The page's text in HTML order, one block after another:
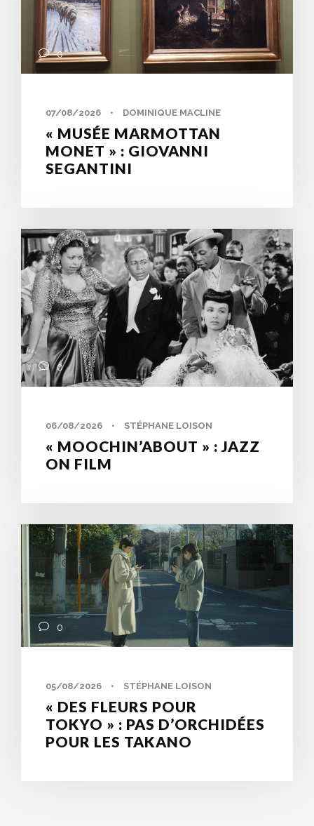
0
07/08/2026 • DOMINIQUE MACLINE
« MUSÉE MARMOTTAN
MONET » : GIOVANNI
SEGANTINI
0
06/08/2026 • STÉPHANE LOISON
« MOOCHIN’ABOUT » : JAZZ
ON FILM
0
05/08/2026 • STÉPHANE LOISON
« DES FLEURS POUR
TOKYO » : PAS D’ORCHIDÉES
POUR LES TAKANO